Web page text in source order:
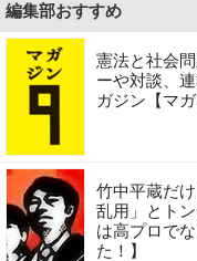
編集部おすすめ
憲法と社会
ーや対談、
ガジン【マ
竹中平蔵だ
乱用」とト
は高プロで
た！】